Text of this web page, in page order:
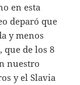
en esta
deparó que
y menos
que de los 8
nuestro
y el Slavia